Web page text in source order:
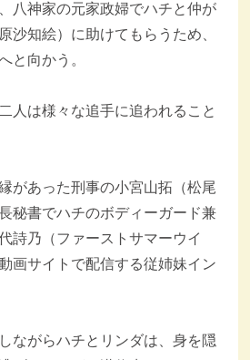
八神家の元家政婦でハチと仲が
沙知絵）に助けてもらうため、
と向かう。
人は様々な追手に追われること
があった刑事の小宮山拓（松尾
秘書でハチのボディーガード兼
詩乃（ファーストサマーウイ
画サイトで配信する従姉妹イン
ながらハチとリンダは、身を隠